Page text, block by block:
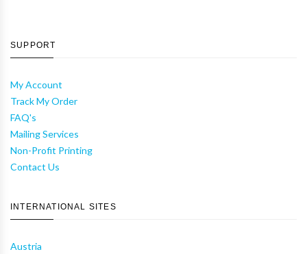
SUPPORT
My Account
Track My Order
FAQ's
Mailing Services
Non-Profit Printing
Contact Us
INTERNATIONAL SITES
Austria